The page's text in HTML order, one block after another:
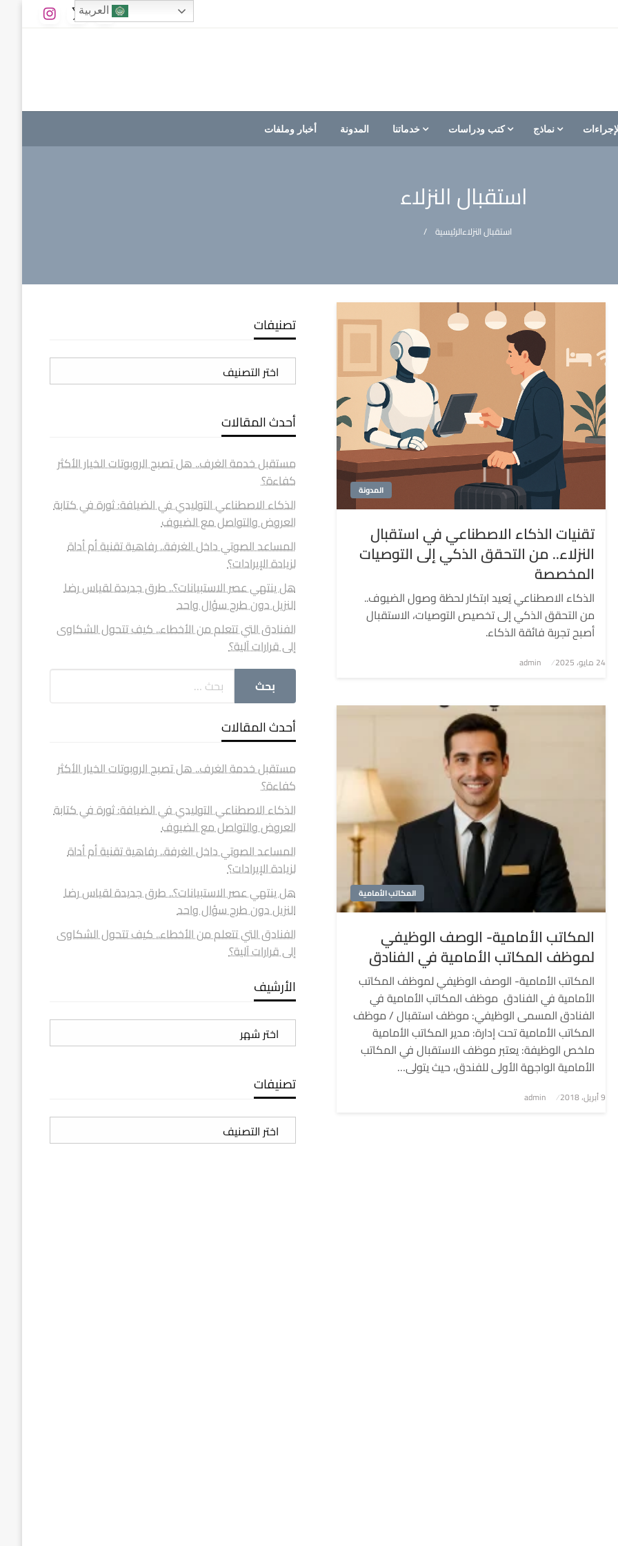
نماذج كتب ودراسات خدماتنا المدونة أخبار وملفات
استقبال النزلاء
الرئيسيةاستقبال النزلاء
المدونة
تقنيات الذكاء الاصطناعي في استقبال
النزلاء.. من التحقق الذكي إلى التوصيات
المخصصة
الذكاء الاصطناعي يُعيد ابتكار لحظة وصول الضيوف..
من التحقق الذكي إلى تخصيص التوصيات، الاستقبال
أصبح تجربة فائقة الذكاء.
نُشر
24 مايو، 2025 admin
المكاتب الأمامية
المكاتب الأمامية- الوصف الوظيفي
لموظف المكاتب الأمامية في الفنادق
المكاتب الأمامية- الوصف الوظيفي لموظف المكاتب
الأمامية في الفنادق موظف المكاتب الأمامية في
الفنادق المسمى الوظيفي: موظف استقبال / موظف
المكاتب الأمامية تحت إدارة: مدير المكاتب الأمامية
ملخص الوظيفة: يعتبر موظف الاستقبال في المكاتب
الأمامية الواجهة الأولى للفندق، حيث يتولى…
نُشر
9 أبريل، 2018 admin
تصنيفات
تصنيفات
أحدث المقالات
مستقبل خدمة الغرف.. هل تصبح الروبوتات الخيار الأكثر
كفاءة؟
الذكاء الاصطناعي التوليدي في الضيافة: ثورة في كتابة
العروض والتواصل مع الضيوف
المساعد الصوتي داخل الغرفة.. رفاهية تقنية أم أداة
لزيادة الإيرادات؟
هل ينتهي عصر الاستبيانات؟.. طرق جديدة لقياس رضا
النزيل دون طرح سؤال واحد
الفنادق التي تتعلم من الأخطاء.. كيف تتحول الشكاوى
إلى قرارات آلية؟
أحدث المقالات
مستقبل خدمة الغرف.. هل تصبح الروبوتات الخيار الأكثر
كفاءة؟
الذكاء الاصطناعي التوليدي في الضيافة: ثورة في كتابة
العروض والتواصل مع الضيوف
المساعد الصوتي داخل الغرفة.. رفاهية تقنية أم أداة
لزيادة الإيرادات؟
هل ينتهي عصر الاستبيانات؟.. طرق جديدة لقياس رضا
النزيل دون طرح سؤال واحد
الفنادق التي تتعلم من الأخطاء.. كيف تتحول الشكاوى
إلى قرارات آلية؟
الأرشيف
الأرشيف
تصنيفات
تصنيفات
العربية